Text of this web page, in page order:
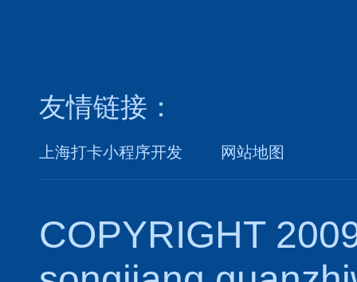
友情链接：
上海打卡小程序开发 网站地图
COPYRIGHT